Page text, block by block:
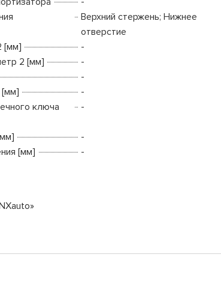
Верхний стержень; Нижнее
отверстие
[мм]
-
2 [мм]
-
-
[мм]
-
ключа
-
-
[мм]
-